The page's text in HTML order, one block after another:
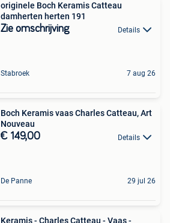
originele Boch Keramis Catteau
damherten herten 191
Zie omschrijving Details
Stabroek 7 aug 26
Boch Keramis vaas Charles Catteau, Art
Nouveau
€ 149,00 Details
De Panne 29 jul 26
Keramis - Charles Catteau - Vaas -